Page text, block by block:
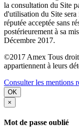
la consultation du Site
d'utilisation du Site sera
réputée acceptée sans
postérieurement à sa
Décembre 2017.
©2017 Amex Tous
appartiennent à leurs
Consulter les mentions
OK
×
Mot de passe oublié